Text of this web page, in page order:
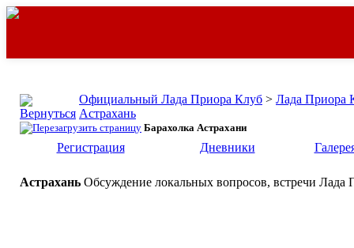
Официальный Лада Приора Клуб > Лада Приора
Астрахань
Барахолка Астрахани
Регистрация Дневники
Астрахань Обсуждение локальных вопросов, встречи Лада